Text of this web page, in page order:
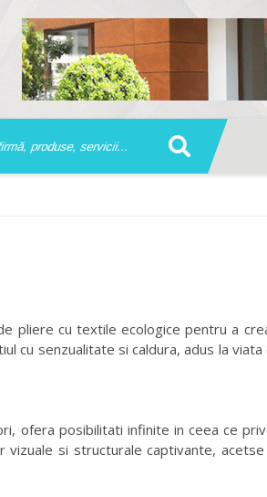
pliere cu textile ecologice pentru a
cu senzualitate si caldura, adus la
ofera posibilitati infinite in ceea ce
si structurale captivante,